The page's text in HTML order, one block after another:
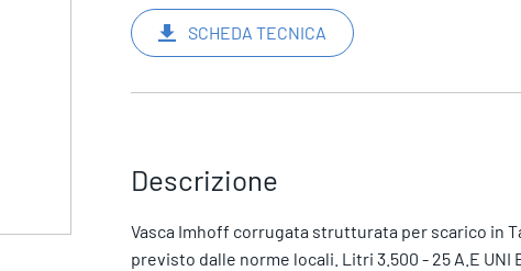
SCHEDA TECNICA
Descrizione
Vasca Imhoff corrugata strutturata per scarico in
previsto dalle norme locali. Litri 3.500 - 25 A.E UNI